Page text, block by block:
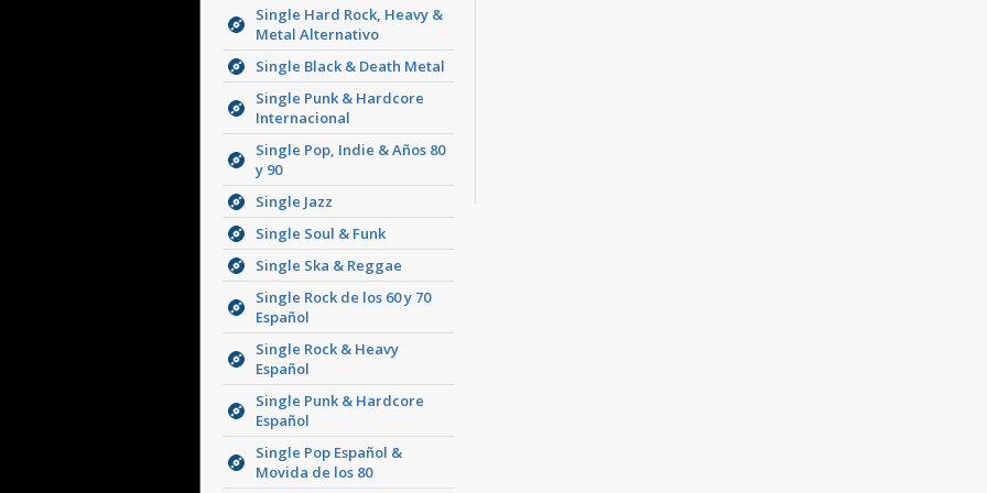
Single Hard Rock, Heavy &
Metal Alternativo
Single Black & Death Metal
Single Punk & Hardcore
Internacional
Single Pop, Indie & Años 80
y 90
Single Jazz
Single Soul & Funk
Single Ska & Reggae
Single Rock de los 60 y 70
Español
Single Rock & Heavy
Español
Single Punk & Hardcore
Español
Single Pop Español &
Movida de los 80